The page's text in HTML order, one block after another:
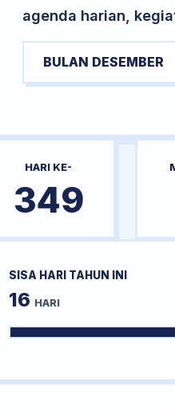
agenda harian,
BULAN DESEMBER
HARI KE-
349
SISA HARI TAHUN INI
16 HARI